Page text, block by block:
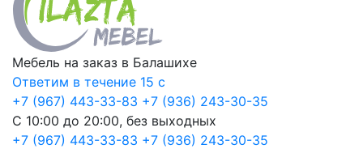
Мебель на заказ в Балашихе
Ответим в течение 15 с
+7 (967) 443-33-83 +7 (936) 243-30-35
С 10:00 до 20:00, без выходных
+7 (967) 443-33-83 +7 (936) 243-30-35